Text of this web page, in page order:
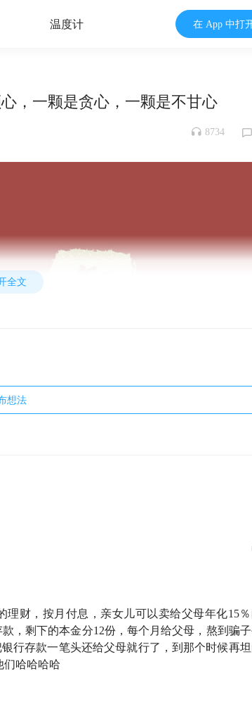
温度计 在 App 中打
，一颗是贪心，一颗是不甘心
8734
全文
想法
理财，按月付息，亲女儿可以卖给父母年化15
，剩下的本金分12份，每个月给父母，熬到骗子
行存款一笔头还给父母就行了，到那个时候再
们哈哈哈哈